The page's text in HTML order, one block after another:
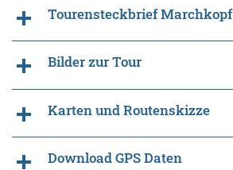
Tourensteckbrief Marchkopf
Bilder zur Tour
Karten und Routenskizze
Download GPS Daten